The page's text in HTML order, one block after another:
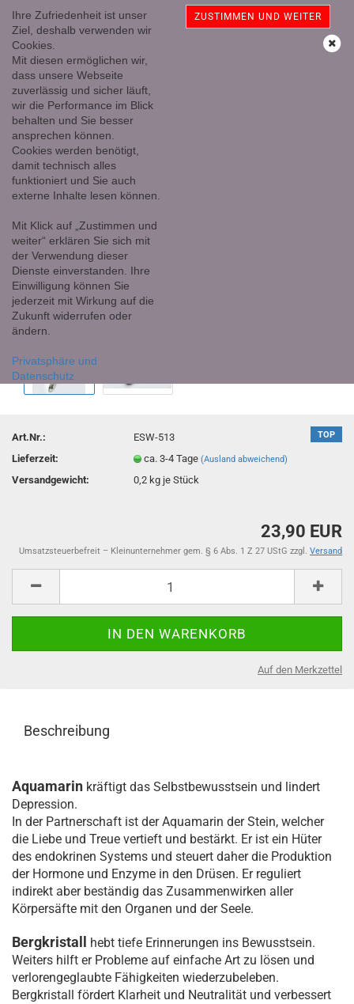
Ihre Zufriedenheit ist unser
Ziel, deshalb verwenden wir
Cookies.
Mit diesen ermöglichen wir,
dass unsere Webseite
zuverlässig und sicher läuft,
wir die Performance im Blick
behalten und Sie besser
ansprechen können.
Cookies werden benötigt,
damit technisch alles
funktioniert und Sie auch
externe Inhalte lesen können.
Mit Klick auf „Zustimmen und
weiter“ erklären Sie sich mit
der Verwendung dieser
Dienste einverstanden. Ihre
Einwilligung können Sie
jederzeit mit Wirkung auf die
Zukunft widerrufen oder
ändern.
Privatsphäre und
Datenschutz
ZUSTIMMEN UND WEITER
Sinnesschärfe und Lebenskraft
TOP
Art.Nr.:
ESW-513
Lieferzeit:
ca. 3-4 Tage(Ausland abweichend)
Versandgewicht: 0,2 kg je Stück
23,90 EUR
Umsatzsteuerbefreit – Kleinunternehmer gem. § 6 Abs. 1 Z 27 UStG zzgl. Versand
Auf den Merkzettel
Beschreibung
Aquamarin kräftigt das Selbstbewusstsein und lindert
Depression.
In der Partnerschaft ist der Aquamarin der Stein, welcher
die Liebe und Treue vertieft und bestärkt. Er ist ein Hüter
des endokrinen Systems und steuert daher die Produktion
der Hormone und Enzyme in den Drüsen. Er reguliert
indirekt aber beständig das Zusammenwirken aller
Körpersäfte mit den Organen und der Seele.
Bergkristall
hebt tiefe Erinnerungen ins Bewusstsein.
Weiters hilft er Probleme auf einfache Art zu lösen und
verlorengeglaubte Fähigkeiten wiederzubeleben.
Bergkristall fördert Klarheit und Neutralität und verbessert